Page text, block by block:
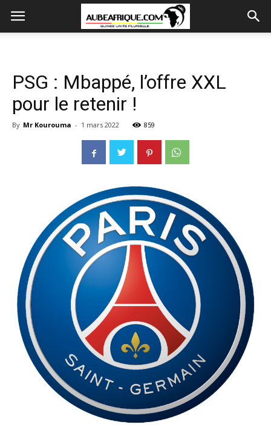
PSG : Mbappé, l’offre XXL
pour le retenir !
By Mr Kourouma - 1 mars 2022 859